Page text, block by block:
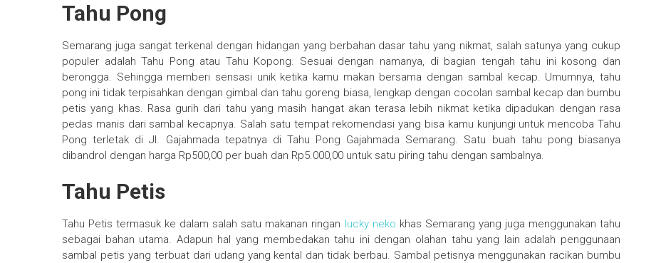
Tahu Pong
Semarang juga sangat terkenal dengan hidangan yang berbahan dasar tahu yang nikmat, salah satunya yang cukup
populer adalah Tahu Pong atau Tahu Kopong. Sesuai dengan namanya, di bagian tengah tahu ini kosong dan
berongga. Sehingga memberi sensasi unik ketika kamu makan bersama dengan sambal kecap. Umumnya, tahu
pong ini tidak terpisahkan dengan gimbal dan tahu goreng biasa, lengkap dengan cocolan sambal kecap dan bumbu
petis yang khas. Rasa gurih dari tahu yang masih hangat akan terasa lebih nikmat ketika dipadukan dengan rasa
pedas manis dari sambal kecapnya. Salah satu tempat rekomendasi yang bisa kamu kunjungi untuk mencoba Tahu
Pong terletak di Jl. Gajahmada tepatnya di Tahu Pong Gajahmada Semarang. Satu buah tahu pong biasanya
dibandrol dengan harga Rp500,00 per buah dan Rp5.000,00 untuk satu piring tahu dengan sambalnya.
Tahu Petis
Tahu Petis termasuk ke dalam salah satu makanan ringan lucky neko khas Semarang yang juga menggunakan tahu
sebagai bahan utama. Adapun hal yang membedakan tahu ini dengan olahan tahu yang lain adalah penggunaan
sambal petis yang terbuat dari udang yang kental dan tidak berbau. Sambal petisnya menggunakan racikan bumbu